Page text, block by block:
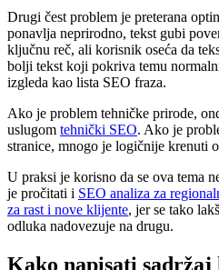
Drugi čest problem je preterana
ponavlja neprirodno, tekst gubi
ključnu reč, ali korisnik oseća da
bolji tekst koji pokriva temu
izgleda kao lista SEO fraza.
Ako je problem tehničke prirode,
uslugom tehnički SEO. Ako je
stranice, mnogo je logičnije krenuti
U praksi je korisno da se ova tema
je pročitati i SEO analiza za
za rast i nove klijente, jer se tako
odluka nadovezuje na drugu.
Kako napisati sadržaj